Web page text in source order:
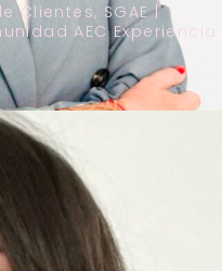
Clientes, SGAE |
AEC Experiencia